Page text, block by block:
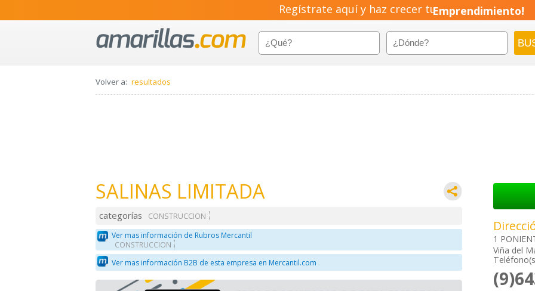
Regístrate aquí y haz crecer tuEmprendimiento!
Volver a: resultados
SALINAS LIMITADA
categorías
CONSTRUCCION
Ver mas información de Rubros Mercantil
CONSTRUCCION
Ver mas información B2B de esta empresa en Mercantil.com
1
Viña del